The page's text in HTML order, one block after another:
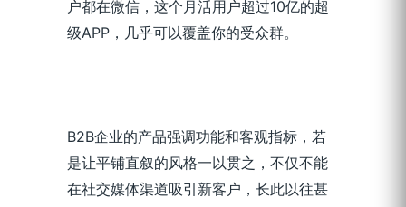
户都在微信，这个月活用户超过10亿的超
级APP，几乎可以覆盖你的受众群。
B2B企业的产品强调功能和客观指标，若
是让平铺直叙的风格一以贯之，不仅不能
在社交媒体渠道吸引新客户，长此以往甚